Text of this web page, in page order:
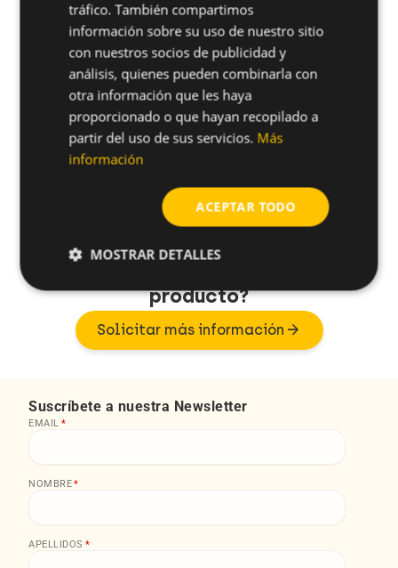
Referencia Material unfold_more
Envasado
32TBT Nylon Caja
¿Tienes alguna duda sobre este
producto?
Solicitar más información arrow_forward
Suscríbete a nuestra Newsletter
EMAIL *
NOMBRE*
APELLIDOS *
tráfico. También compartimos
información sobre su uso de nuestro sitio
con nuestros socios de publicidad y
análisis, quienes pueden combinarla con
otra información que les haya
proporcionado o que hayan recopilado a
partir del uso de sus servicios. Más
información
ACEPTAR TODO
MOSTRAR DETALLES